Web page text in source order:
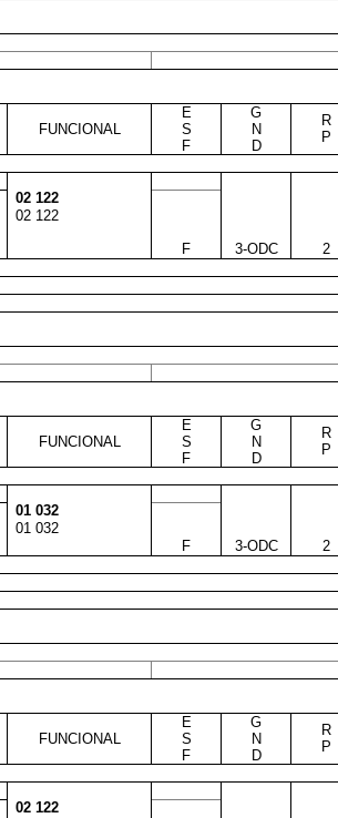
FUNCIONAL
E
S
F
G
N
D
R
P
02 122
02 122
F
3-ODC 2
FUNCIONAL
E
S
F
G
N
D
R
P
01 032
01 032
F
3-ODC 2
FUNCIONAL
E
S
F
G
N
D
R
P
02 122